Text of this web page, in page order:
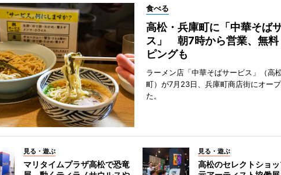
食べる
高松・兵庫町に「中華そば
ス」 朝7時から営業、無料
ピングも
ラーメン店「中華そばサービス」（高
町）が7月23日、兵庫町商店街にオー
た。
見る・遊ぶ
マリタイムプラザ高松で恐竜
見る・遊ぶ
高松のセレクトショ